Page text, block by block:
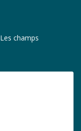
Les champs